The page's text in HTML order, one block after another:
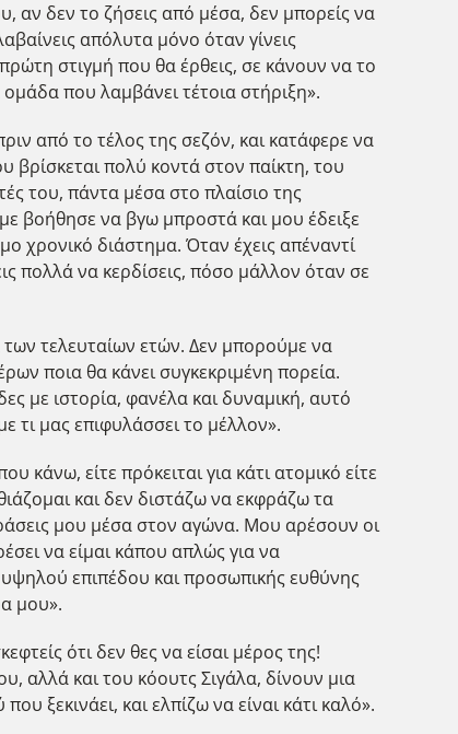
αν δεν το ζήσεις από μέσα, δεν μπορείς να
απόλυτα μόνο όταν γίνεις
στιγμή που θα έρθεις, σε κάνουν να το
που λαμβάνει τέτοια στήριξη».
από το τέλος της σεζόν, και κατάφερε να
βρίσκεται πολύ κοντά στον παίκτη, του
του, πάντα μέσα στο πλαίσιο της
βοήθησε να βγω μπροστά και μου έδειξε
χρονικό διάστημα. Όταν έχεις απέναντί
πολλά να κερδίσεις, πόσο μάλλον όταν σε
τελευταίων ετών. Δεν μπορούμε να
ποια θα κάνει συγκεκριμένη πορεία.
με ιστορία, φανέλα και δυναμική, αυτό
τι μας επιφυλάσσει το μέλλον».
κάνω, είτε πρόκειται για κάτι ατομικό είτε
και δεν διστάζω να εκφράζω τα
μου μέσα στον αγώνα. Μου αρέσουν οι
να είμαι κάπου απλώς για να
επιπέδου και προσωπικής ευθύνης
μου».
ότι δεν θες να είσαι μέρος της!
αλλά και του κόουτς Σιγάλα, δίνουν μια
ξεκινάει, και ελπίζω να είναι κάτι καλό».